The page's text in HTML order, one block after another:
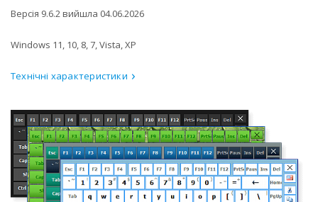
Версія 9.6.2 вийшла 04.06.2026
Windows 11, 10, 8, 7, Vista, XP
Технічні характеристики